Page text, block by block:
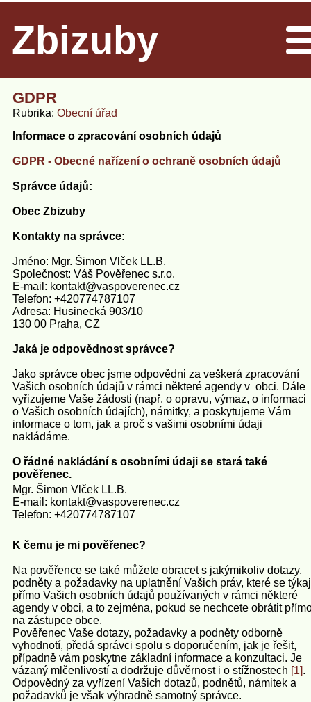
Zbizuby
GDPR
Rubrika Obecní úřad
Informace o zpracování osobních údajů
GDPR - Obecné nařízení o ochraně osobních údajů
Správce údajů:
Obec Zbizuby
Kontakty na správce:
Jméno: Mgr. Šimon Vlček LL.B.
Společnost: Váš Pověřenec s.r.o.
E-mail: kontakt@vaspoverenec.cz
Telefon: +420774787107
Adresa: Husinecká 903/10
130 00 Praha, CZ
Jaká je odpovědnost správce?
Jako správce obec jsme odpovědni za veškerá zpracování
Vašich osobních údajů v rámci některé agendy v obci. Dále
vyřizujeme Vaše žádosti (např. o opravu, výmaz, o informaci
o Vašich osobních údajích), námitky, a poskytujeme Vám
informace o tom, jak a proč s vašimi osobními údaji
nakládáme.
O řádné nakládání s osobními údaji se stará také
pověřenec.
Mgr. Šimon Vlček LL.B.
E-mail: kontakt@vaspoverenec.cz
Telefon: +420774787107
K čemu je mi pověřenec?
Na pověřence se také můžete obracet s jakýmikoliv dotazy,
podněty a požadavky na uplatnění Vašich práv, které se
přímo Vašich osobních údajů používaných v rámci některé
agendy v obci, a to zejména, pokud se nechcete obrátit
na zástupce obce.
Pověřenec Vaše dotazy, požadavky a podněty odborně
vyhodnotí, předá správci spolu s doporučením, jak je řešit,
případně vám poskytne základní informace a konzultaci. Je
vázaný mlčenlivostí a dodržuje důvěrnost i o stížnostech [1].
Odpovědný za vyřízení Vašich dotazů, podnětů, námitek a
požadavků je však výhradně samotný správce.